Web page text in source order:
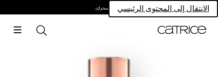
الانتقال إلى المحتوى الرئيسيامتلكي سحركِ.